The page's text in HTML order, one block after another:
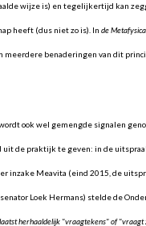
wijze is) en tegelijkertijd kan
heeft (dus niet zo is). In de
meerdere benaderingen van dit
ook wel gemengde signalen
uit de praktijk te geven: in de
inzake Meavita (eind 2015, de
Loek Hermans) stelde de
herhaaldelijk "vraagtekens" of "vraagt